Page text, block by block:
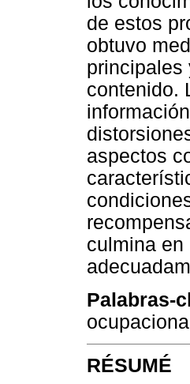
de estos
obtuvo
principales
contenido.
aspectos
culmina en
Palabras-
RÉSUMÉ